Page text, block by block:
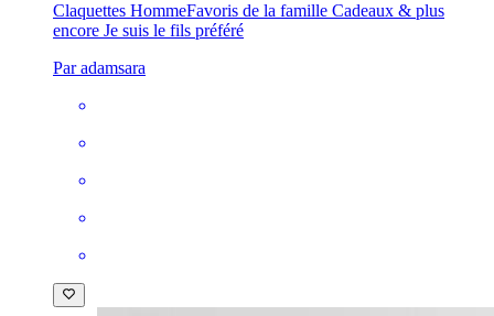
Claquettes HommeFavoris de la famille Cadeaux & plus
encore Je suis le fils préféré
Par adamsara